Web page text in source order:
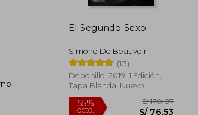
El Segundo Sexo
Simone De Beauvoir
(13)
Debolsillo, 2019, 1 Edición,
Tapa Blanda, Nuevo